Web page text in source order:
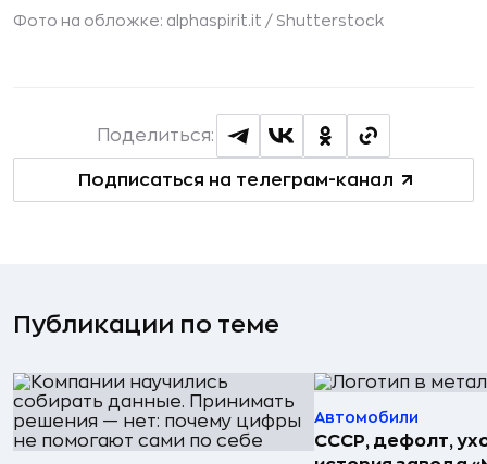
Фото на обложке: alphaspirit.it / Shutterstock
Подписаться на телеграм-канал
Поделиться:
Публикации по теме
Автомобили
СССР, дефолт,